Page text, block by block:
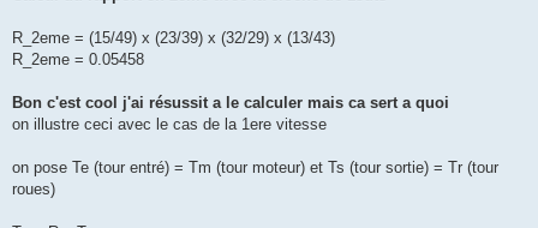
R_2eme = (15/49) x (23/39) x (32/29) x (13/43)
R_2eme = 0.05458
Bon c'est cool j'ai résussit a le calculer mais ca sert a quoi
on illustre ceci avec le cas de la 1ere vitesse
on pose Te (tour entré) = Tm (tour moteur) et Ts (tour sortie) = Tr (tour
roues)